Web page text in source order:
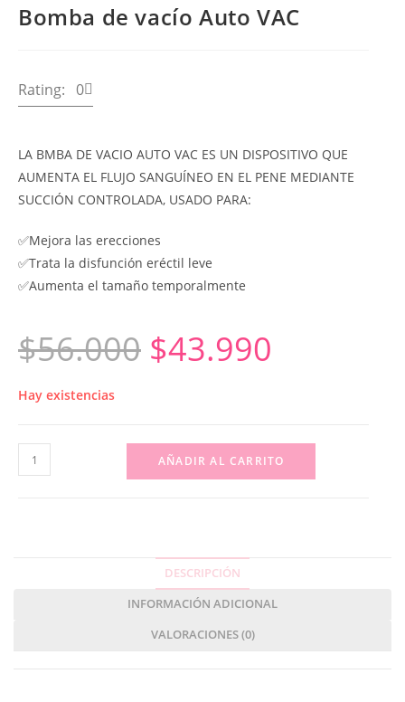
Bomba de vacío Auto VAC
Rating: 0
LA BMBA DE VACIO AUTO VAC ES UN DISPOSITIVO QUE
AUMENTA EL FLUJO SANGUÍNEO EN EL PENE MEDIANTE
SUCCIÓN CONTROLADA, USADO PARA:
✅Mejora las erecciones
✅Trata la disfunción eréctil leve
✅Aumenta el tamaño temporalmente
$56.000 $43.990
Hay existencias
AÑADIR AL CARRITO
DESCRIPCIÓN
INFORMACIÓN ADICIONAL
VALORACIONES (0)